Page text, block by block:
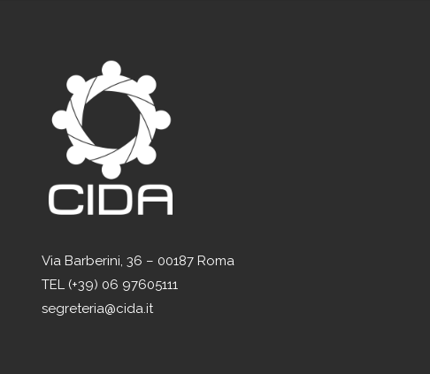
Via Barberini, 36 – 00187 Roma
TEL (+39) 06 97605111
segreteria@cida.it